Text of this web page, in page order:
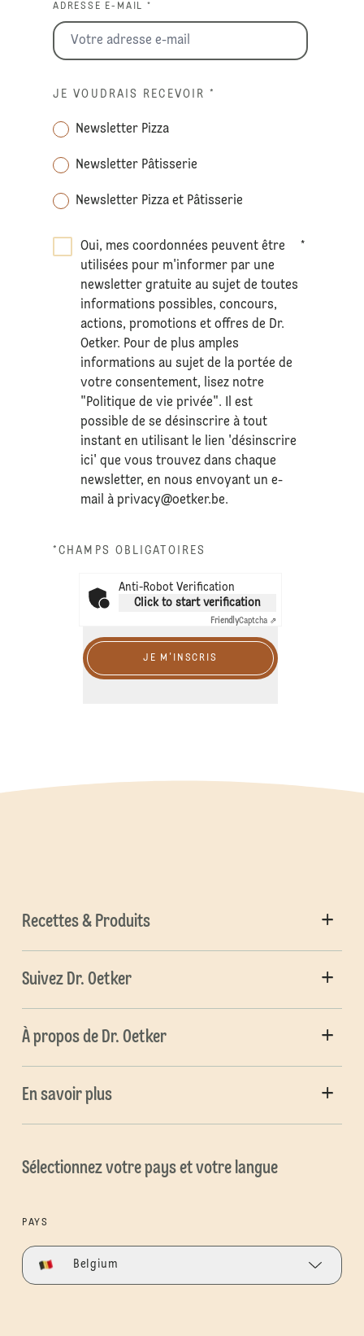
ADRESSE E-MAIL *
JE VOUDRAIS RECEVOIR *
Newsletter Pizza
Newsletter Pâtisserie
Newsletter Pizza et Pâtisserie
Oui, mes coordonnées peuvent être
utilisées pour m'informer par une
newsletter gratuite au sujet de toutes
informations possibles, concours,
actions, promotions et offres de Dr.
Oetker. Pour de plus amples
informations au sujet de la portée de
votre consentement, lisez notre
"Politique de vie privée". Il est
possible de se désinscrire à tout
instant en utilisant le lien 'désinscrire
ici' que vous trouvez dans chaque
newsletter, en nous envoyant un e-
mail àprivacy@oetker.be.
*
*CHAMPS OBLIGATOIRES
Anti-Robot Verification
Click to start verification
FriendlyCaptcha ⇗
JE M'INSCRIS
Recettes & Produits
Suivez Dr. Oetker
À propos de Dr. Oetker
En savoir plus
Sélectionnez votre pays et votre langue
PAYS
Belgium